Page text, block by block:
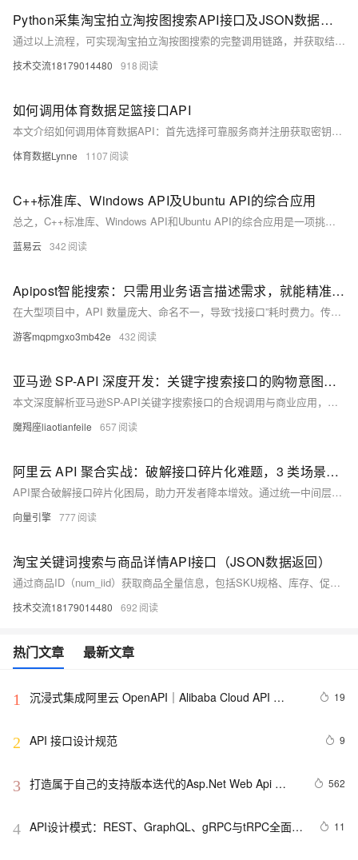
Python采集淘宝拍立淘按图搜索API接口及JSON数据返回全流程指南
通过以上流程，可实现淘宝拍立淘按图搜索的完整调用链路，并获取结构化的JSON商品数据，支撑电商比价、智能推荐等业务场景。
技术交流18179014480 918
如何调用体育数据足篮接口API
本文介绍如何调用体育数据API：首先选择可靠服务商并注册获取密钥，接着阅读文档了解基础URL、端点、参数及请求头，然后使用Python等语言发送请求、解析JSON数据，最后将数据应用于Web、App或分析场景，同时注意密钥安全、速率限制与错误处理。
体育数据Lynne 1107
C++标准库、Windows API及Ubuntu API的综合应用
总之，C++标准库、Windows API和Ubuntu API的综合应用是一项挑战性较大的任务，需要开发者具备跨平台编程的深入知识和丰富经验。通过合理的架构设计和有效的工具选择，可以在不同的操作系统平台上高效地开发和部署应用程序。
蓝易云 342
Apipost智能搜索：只需用业务语言描述需求，就能精准定位目标接口，API 搜索的下一代形态！
在大型项目中，API 数量庞大、命名不一，导致“找接口”耗时费力。传统工具依赖关键词搜索，难以应对语义模糊或命名不规范的场景。Apipost AI 智能搜索功能，支持自然语言查询，如“和用户登录有关的接口”，系统可理解语义并精准匹配目标接口。无论是新人上手、模糊查找还是批量定位，都能大幅提升检索效率，降低协作成本。从关键词到语义理解，智能搜索让开发者少花时间找接口，多专注核心开发，真正实现高效协作。
游客mqpmgxo3mb42e 432
亚马逊 SP-API 深度开发：关键字搜索接口的购物意图挖掘与合规竞品分析
本文深度解析亚马逊SP-API关键字搜索接口的合规调用与商业应用，涵盖意图识别、竞品分析、性能优化全链路。通过COSMO算法解析用户购物意图，结合合规技术方案提升关键词转化率，助力卖家实现数据驱动决策，安全高效优化运营。
魔羯座liaotianfeile 657
阿里云 API 聚合实战：破解接口碎片化难题，3 类场景方案让业务响应提速 60%
API聚合破解接口碎片化困局，助力开发者降本增效。通过统一中间层整合微服务、第三方接口与AI模型，实现调用次数减少60%、响应提速70%。阿里云实测：APISIX+函数计算+ARMS监控组合，支撑百万级并发，故障定位效率提升90%。
向量引擎 777
淘宝关键词搜索与商品详情API接口（JSON数据返回）
通过商品ID（num_iid）获取商品全量信息，包括SKU规格、库存、促销活动、卖家信息、详情页HTML等。
技术交流18179014480 692
热门文章 最新文章
1
沉浸式集成阿里云 OpenAPI｜Alibaba Cloud API
19
2 API 接口设计规范 9
3 打造属于自己的支持版本迭代的Asp.Net Web Api
562
4 API设计模式：REST、GraphQL、gRPC与tRPC全面解
11